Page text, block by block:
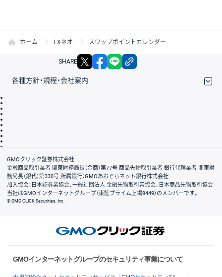
ホーム FXネオ スワップポイントカレンダー
SHARE X facebook
各種方針・規程・会社案内
会社案内
GMOクリック証券株式会社
金融商品取引業者 関東財務局長（金商）第77号 商品先物取引業者 銀行代理業者 関東財
務局長（銀代）第330号 所属銀行：GMOあおぞらネット銀行株式会社
加入協会：日本証券業協会、一般社団法人 金融先物取引業協会、日本商品先物取引協会
当社はGMOインターネットグループ（東証プライム上場9449）のメンバーです。
© GMO CLICK Securities, Inc.
GMOインターネットグループのセキュリティ事業について